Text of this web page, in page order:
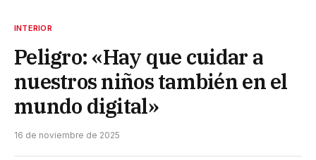
INTERIOR
Peligro: «Hay que cuidar a
nuestros niños también en el
mundo digital»
16 de noviembre de 2025